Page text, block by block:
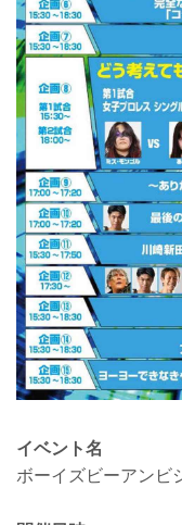
イベント名
ボーイズビーアンビ